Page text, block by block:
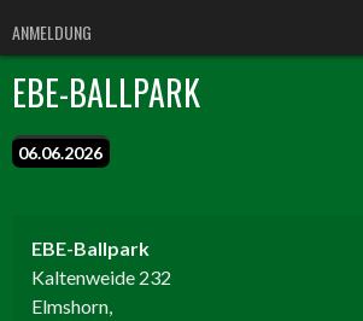
ANMELDUNG
EBE-BALLPARK
06.06.2026
EBE-Ballpark
Kaltenweide 232
Elmshorn,